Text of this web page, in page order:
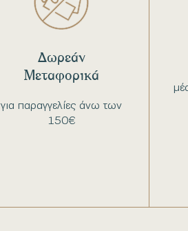
για παραγγελίες άνω των
150€
Δωρεάν
Μεταφορικά